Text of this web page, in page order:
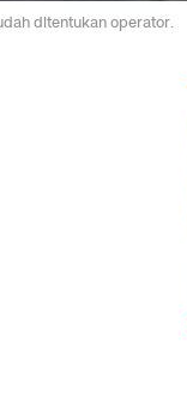
ditentukan operator.